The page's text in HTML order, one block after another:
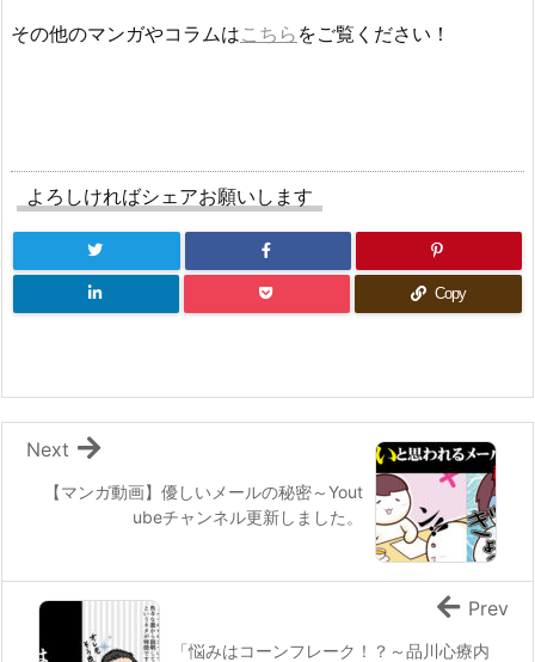
その他のマンガやコラムはこちら をご覧ください！
よろしければシェアお願いします
Copy
【マンガ動画】優しいメールの秘密～Yout
ubeチャンネル更新しました。
Next
「悩みはコーンフレーク！？～品川心療内
Prev